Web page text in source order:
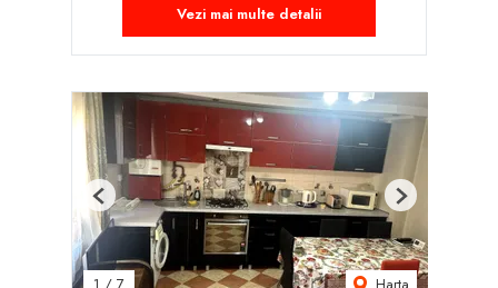
Vezi mai multe detalii
Previous Next